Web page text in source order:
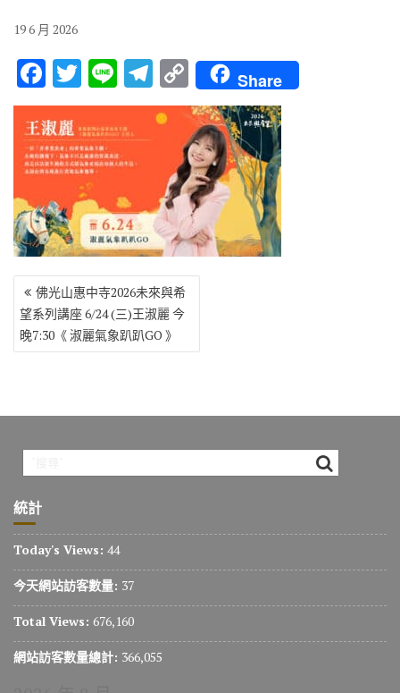
196 月 2026
F
ac
e
b
o
k
T
w
it
te
r
Li
n
e
T
el
e
gr
a
m
C
o
p
y
Li
n
k
Share
文
章
導
覽
佛光山惠中寺2026未來與希
望系列講座 6/24 (三)王淑麗 今
晚7:30《 淑麗氣象趴趴GO 》
統計
Today's Views: 44
今天網站訪客數量: 37
Total Views: 676,160
網站訪客數量總計: 366,055